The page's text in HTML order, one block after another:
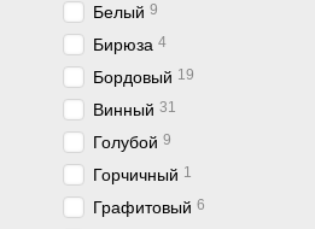
Белый 9
Бирюза 4
Бордовый 19
Винный 31
Голубой 9
Горчичный 1
Графитовый 6